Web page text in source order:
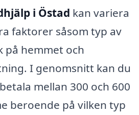
i Östad kan variera
faktorer såsom typ av
på hemmet och
I genomsnitt kan du
mellan 300 och 600
beroende på vilken typ